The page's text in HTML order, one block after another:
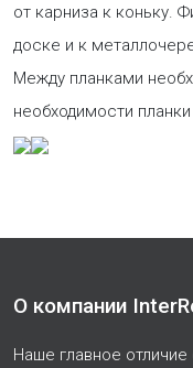
от карниза к коньку.
доске и к
Между планками
необходимости
О компании
Наше главное